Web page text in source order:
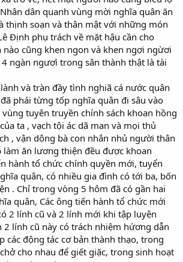
dân quanh vùng mời nghĩa quân ăn
thịnh soạn và thân mật với những món
Định phụ trách về mặt hậu cần cho
nào cũng khen ngon và khen ngợi ngừơi
ngàn ngươì trong sân thành thật là tài
và tràn đầy tình nghiã cá nước quân
phái từng tốp nghĩa quân đi sâu vào
tuyên truyền chính sách khoan hồng
ta , vạch tội ác dã man và mọi thủ
, vận dộng bà con nhắn nhủ người thân
ăn lương thiện đều được khoan
hành tổ chức chính quyền mới, tuyển
quân, có nhiều gia đình có tới ba, bốn
. Chỉ trong vòng 5 hôm đã có gần hai
quân, Các ông tiến hành tổ chức mới
2 lính cũ và 2 lính mới khi tập luyện
2 lính cũ này có trách nhiệm hứơng dẫn
các động tác cơ bản thành thạo, trong
cho nhau để giết giặc, trong sinh hoạt